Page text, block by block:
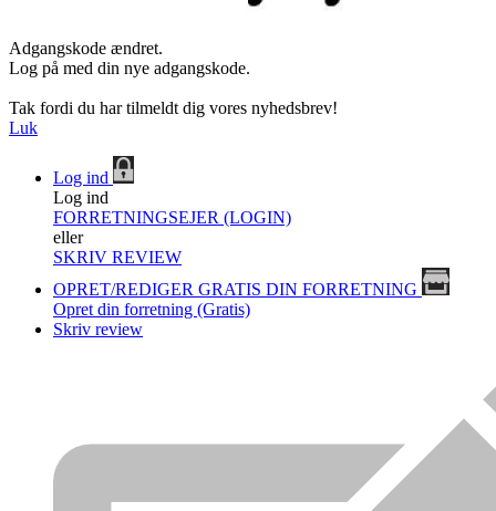
Adgangskode ændret.
Log på med din nye adgangskode.
Tak fordi du har tilmeldt dig vores nyhedsbrev!
Luk
Log ind
Log ind
FORRETNINGSEJER (LOGIN)
eller
SKRIV REVIEW
OPRET/REDIGER GRATIS DIN FORRETNING
Opret din forretning (Gratis)
Skriv review